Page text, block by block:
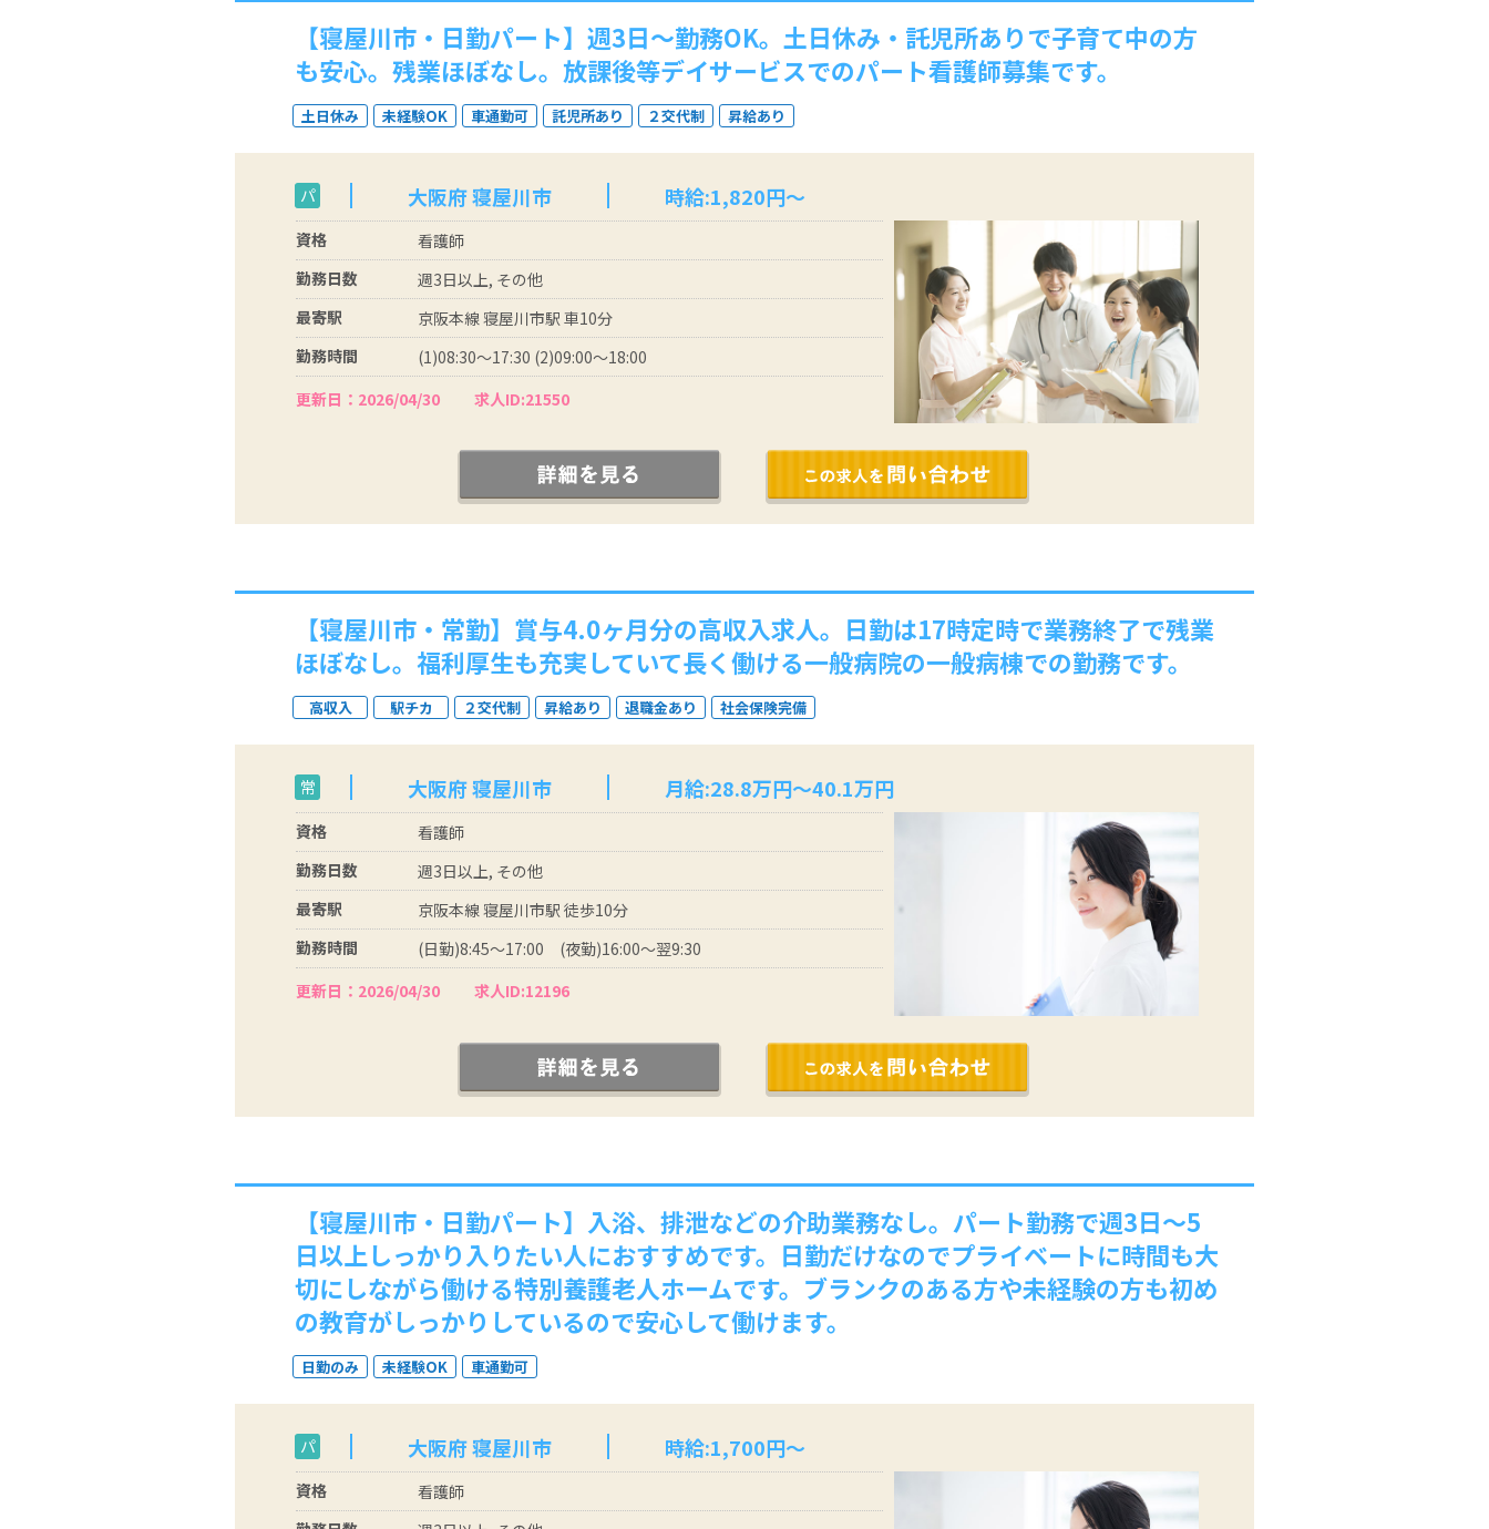
【寝屋川市・日勤パート】週3日～勤務OK。土日休み・託児所ありで子育て中の方
も安心。残業ほぼなし。放課後等デイサービスでのパート看護師募集です。
土日休み 未経験OK 車通勤可 託児所あり ２交代制 昇給あり
パ 大阪府 寝屋川市 時給:1,820円～
資格
看護師
勤務日数
週3日以上, その他
最寄駅
京阪本線 寝屋川市駅 車10分
勤務時間
(1)08:30～17:30 (2)09:00～18:00
更新日：2026/04/30
求人ID:21550
【寝屋川市・常勤】賞与4.0ヶ月分の高収入求人。日勤は17時定時で業務終了で残業
ほぼなし。福利厚生も充実していて長く働ける一般病院の一般病棟での勤務です。
高収入 駅チカ ２交代制 昇給あり 退職金あり 社会保険完備
常 大阪府 寝屋川市 月給:28.8万円～40.1万円
資格
看護師
勤務日数
週3日以上, その他
最寄駅
京阪本線 寝屋川市駅 徒歩10分
勤務時間
(日勤)8:45～17:00 (夜勤)16:00～翌9:30
更新日：2026/04/30
求人ID:12196
【寝屋川市・日勤パート】入浴、排泄などの介助業務なし。パート勤務で週3日～5
日以上しっかり入りたい人におすすめです。日勤だけなのでプライベートに時間も大
切にしながら働ける特別養護老人ホームです。ブランクのある方や未経験の方も初め
の教育がしっかりしているので安心して働けます。
日勤のみ 未経験OK 車通勤可
パ 大阪府 寝屋川市 時給:1,700円～
資格
看護師